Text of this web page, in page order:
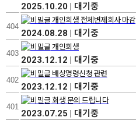
2025.10.20 | 대기중
404
개인회생 전체변제회사 마감
2024.08.28 | 대기중
403
개인회생
2023.12.12 | 대기중
402
배상명령신청 관련
2023.12.12 | 대기중
401
회생 문의 드립니다
2023.07.25 | 대기중